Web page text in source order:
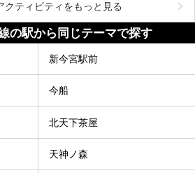
クティビティをもっと見る
の駅から同じテーマで探す
新今宮駅前
今船
北天下茶屋
天神ノ森